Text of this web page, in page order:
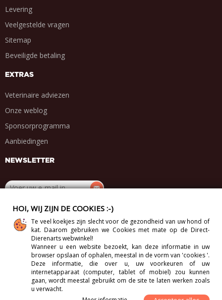
Levering
Veelgestelde vragen
Sitemap
Beveiligde betaling
EXTRAS
Veterinaire adviezen
Onze weblog
Sponsorprogramma
Aanbiedingen
NEWSLETTER
DEEL MET VRIENDEN
. . . .
Copyright 2012-2026 Direct-Vet BV. All Rights Reserved.
HOI, WIJ ZIJN DE COOKIES :-)
Te veel koekjes zijn slecht voor de gezondheid van uw hond of
kat. Daarom gebruiken we Cookies met mate op de Direct-
Dierenarts webwinkel!
Wanneer u een website bezoekt, kan deze informatie in uw
browser opslaan of ophalen, meestal in de vorm van 'cookies '.
Deze informatie, die over u, uw voorkeuren of uw
internetapparaat (computer, tablet of mobiel) zou kunnen
gaan, wordt meestal gebruikt om de site te laten werken zoals
u verwacht.